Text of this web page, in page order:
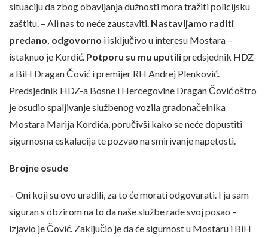
situaciju da zbog obavljanja dužnosti mora tražiti policijsku
zaštitu. – Ali nas to neće zaustaviti. Nastavljamo raditi
predano, odgovorno i isključivo u interesu Mostara –
istaknuo je Kordić. Potporu su mu uputilipredsjednik HDZ-
a BiH Dragan Čović i premijer RH Andrej Plenković.
Predsjednik HDZ-a Bosne i Hercegovine Dragan Čović oštro
je osudio spaljivanje službenog vozila gradonačelnika
Mostara Marija Kordića, poručivši kako se neće dopustiti
sigurnosna eskalacija te pozvao na smirivanje napetosti.
Brojne osude
– Oni koji su ovo uradili, za to će morati odgovarati. I ja sam
siguran s obzirom na to da naše službe rade svoj posao –
izjavio je Čović. Zaključio je da će sigurnost u Mostaru i BiH